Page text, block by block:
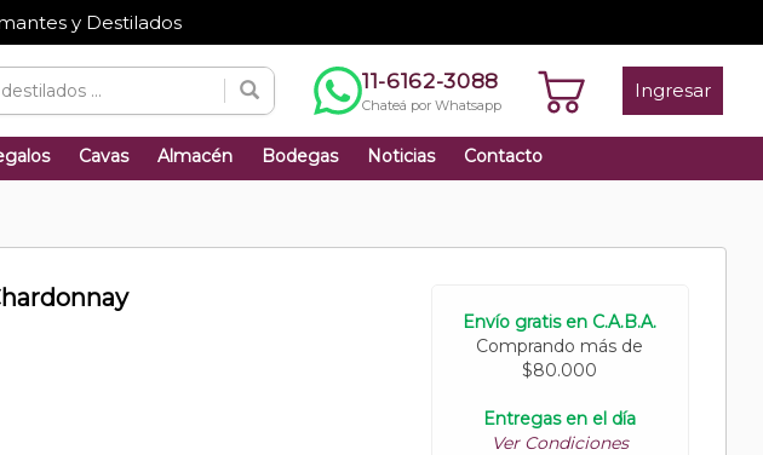
y Destilados
11-6162-3088
Chateá por Whatsapp
Ingresar
Cavas Almacén Bodegas Noticias Contacto
Envío gratis en C.A.B.A.
Comprando más de
$80.000
Entregas en el día
Ver Condiciones